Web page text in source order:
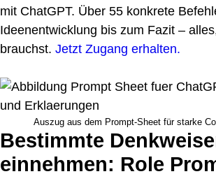
mit ChatGPT. Über 55 konkrete
Ideenentwicklung bis zum Fazit –
brauchst. Jetzt Zugang erhalten.
Auszug aus dem Prompt-Sheet für starke
Bestimmte
einnehmen: Role